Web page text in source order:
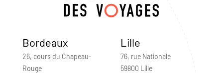
Bordeaux
26, cours du Chapeau-
Rouge
Lille
76, rue Nationale
59800 Lille